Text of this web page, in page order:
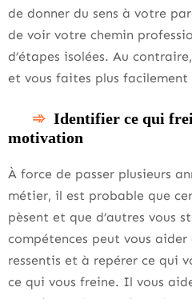
de donner du sens à votre
de voir votre chemin
d’étapes isolées. Au
et vous faites plus facilement
Identifier ce qui
motivation
À force de passer plusieurs
métier, il est probable que
pèsent et que d’autres vous
compétences peut vous
ressentis et à repérer ce qui
ce qui vous freine. Il vous